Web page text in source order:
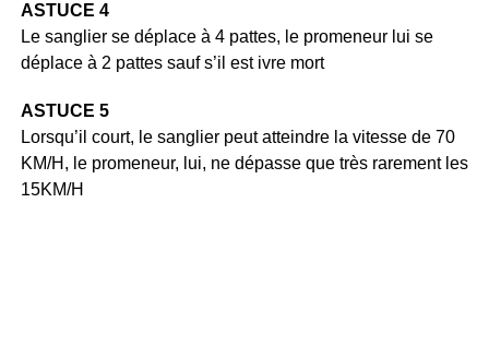
ASTUCE 4
Le sanglier se déplace à 4 pattes, le promeneur lui se
déplace à 2 pattes sauf s’il est ivre mort
ASTUCE 5
Lorsqu’il court, le sanglier peut atteindre la vitesse de 70
KM/H, le promeneur, lui, ne dépasse que très rarement les
15KM/H